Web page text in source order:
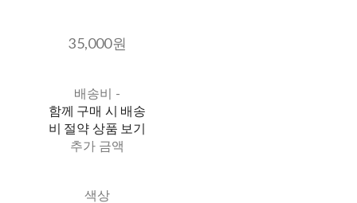
35,000원
배송비 -
함께 구매 시 배송
비 절약 상품 보기
추가 금액
색상